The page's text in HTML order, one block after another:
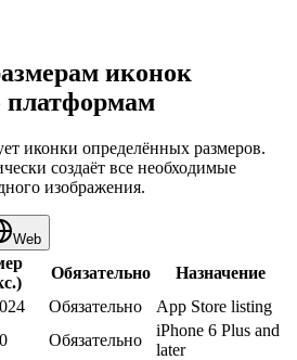
иконок
платформам
иконки определённых размеров.
создаёт все необходимые
изображения.
Web
Обязательно
Назначение
Обязательно
App Store listing
Обязательно
iPhone 6 Plus and
later